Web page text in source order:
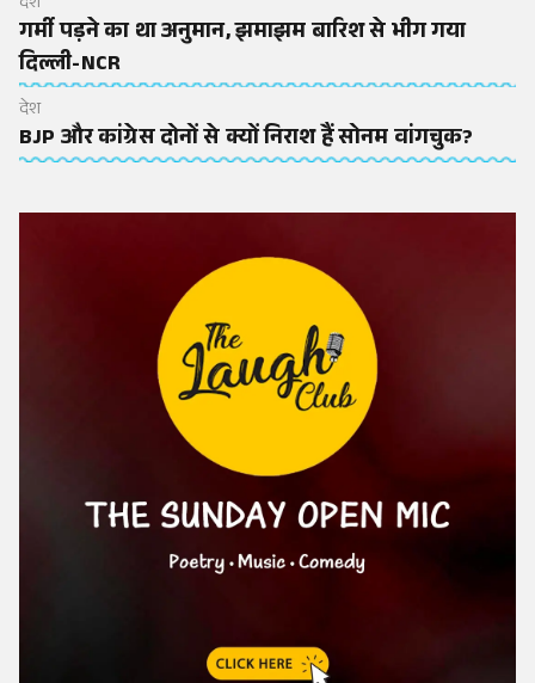
गर्मी पड़ने का था अनुमान, झमाझम बारिश से भीग गया
दिल्ली-NCR
देश
BJP और कांग्रेस दोनों से क्यों निराश हैं सोनम वांगचुक?